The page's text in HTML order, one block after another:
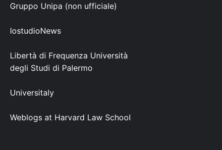
Gruppo Unipa (non ufficiale)
IostudioNews
Libertà di Frequenza Università
degli Studi di Palermo
Universitaly
Weblogs at Harvard Law School